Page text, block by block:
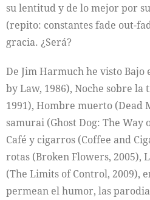
su lentitud y de lo mejor por
(repito: constantes fade out-
gracia. ¿Será?
De Jim Harmuch he visto Bajo
by Law, 1986), Noche sobre
1991), Hombre muerto (Dead
samurai (Ghost Dog: The Way
Café y cigarros (Coffee and
rotas (Broken Flowers, 2005),
(The Limits of Control, 2009),
permean el humor, las